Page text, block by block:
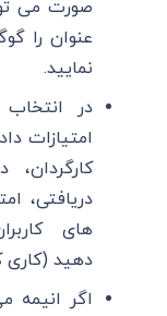
صورت می
عنوان را
نمایید.
در
امتیازات
کارگردان،
دریافتی،
های
دهید (کاری
اگر انیمه